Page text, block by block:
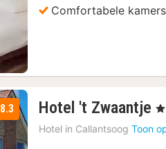
Comfortabele kamers
8.3 Hotel 't Zwaantje 1
, 3
Hotel in Callantsoog Toon